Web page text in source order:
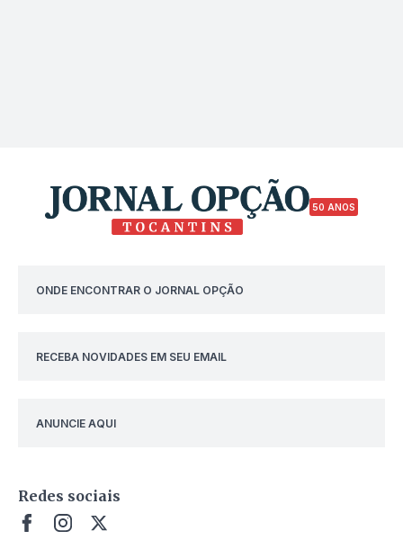
50 ANOS
ONDE ENCONTRAR O JORNAL OPÇÃO
RECEBA NOVIDADES EM SEU EMAIL
ANUNCIE AQUI
Redes sociais